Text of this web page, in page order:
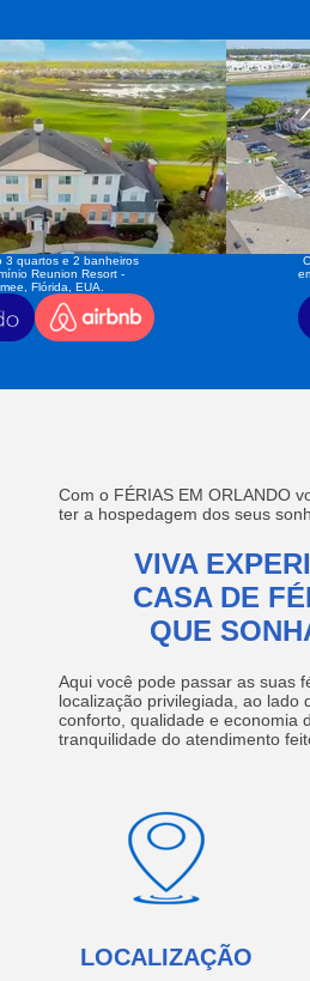
3 quartos e 2 banheiros
Reunion Resort -
Flórida, EUA.
Com o FÉRIAS EM ORLANDO
ter a hospedagem dos seus
VIVA
CASA DE
QUE
Aqui você pode passar as suas
localização privilegiada, ao lado
conforto, qualidade e economia
tranquilidade do atendimento
LOCALIZAÇÃO